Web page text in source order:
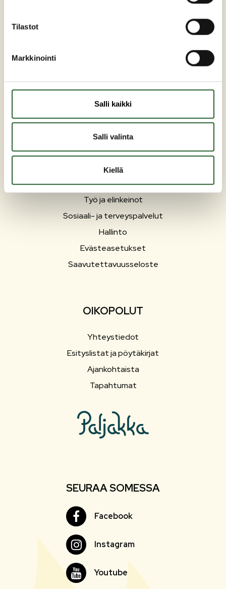
Tilastot
Markkinointi
Salli kaikki
Salli valinta
Kiellä
PUOLANKA
Asuminen ja ympäristö
Liikunta ja vapaa-aika
Matkailu
Varhaiskasvatus ja opetus
Työ ja elinkeinot
Sosiaali- ja terveyspalvelut
Hallinto
Evästeasetukset
Saavutettavuusseloste
OIKOPOLUT
Yhteystiedot
Esityslistat ja pöytäkirjat
Ajankohtaista
Tapahtumat
SEURAA SOMESSA
FacebookFacebook
InstagramInstagram
YoutubeYoutube